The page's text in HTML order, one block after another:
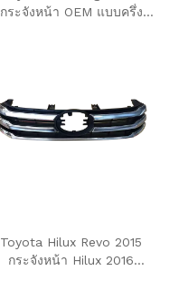
กระจังหน้า OEM แบบครึ่ง
Toyota Hilux Revo 2015
กระจังหน้า Hilux 2016